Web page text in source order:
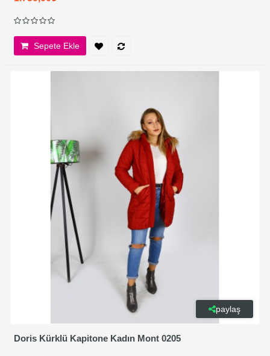
Sepete Ekle
paylaş
Doris Kürklü Kapitone Kadın Mont 0205